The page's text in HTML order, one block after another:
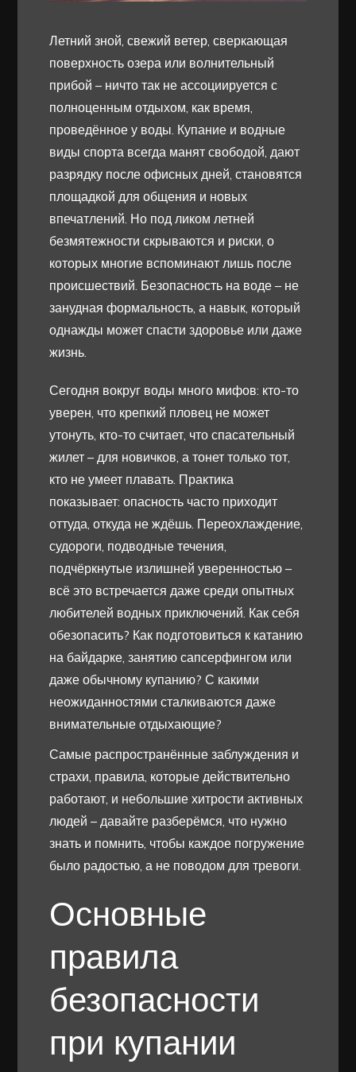
Летний зной, свежий ветер, сверкающая
поверхность озера или волнительный
прибой – ничто так не ассоциируется с
полноценным отдыхом, как время,
проведённое у воды. Купание и водные
виды спорта всегда манят свободой, дают
разрядку после офисных дней, становятся
площадкой для общения и новых
впечатлений. Но под ликом летней
безмятежности скрываются и риски, о
которых многие вспоминают лишь после
происшествий. Безопасность на воде – не
занудная формальность, а навык, который
однажды может спасти здоровье или даже
жизнь.
Сегодня вокруг воды много мифов: кто-то
уверен, что крепкий пловец не может
утонуть, кто-то считает, что спасательный
жилет – для новичков, а тонет только тот,
кто не умеет плавать. Практика
показывает: опасность часто приходит
оттуда, откуда не ждёшь. Переохлаждение,
судороги, подводные течения,
подчёркнутые излишней уверенностью –
всё это встречается даже среди опытных
любителей водных приключений. Как себя
обезопасить? Как подготовиться к катанию
на байдарке, занятию сапсерфингом или
даже обычному купанию? С какими
неожиданностями сталкиваются даже
внимательные отдыхающие?
Самые распространённые заблуждения и
страхи, правила, которые действительно
работают, и небольшие хитрости активных
людей – давайте разберёмся, что нужно
знать и помнить, чтобы каждое погружение
было радостью, а не поводом для тревоги.
Основные
правила
безопасности
при купании